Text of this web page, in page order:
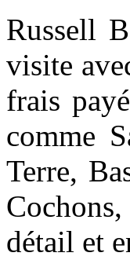
Russell
visite
frais
comme
Terre,
détail et